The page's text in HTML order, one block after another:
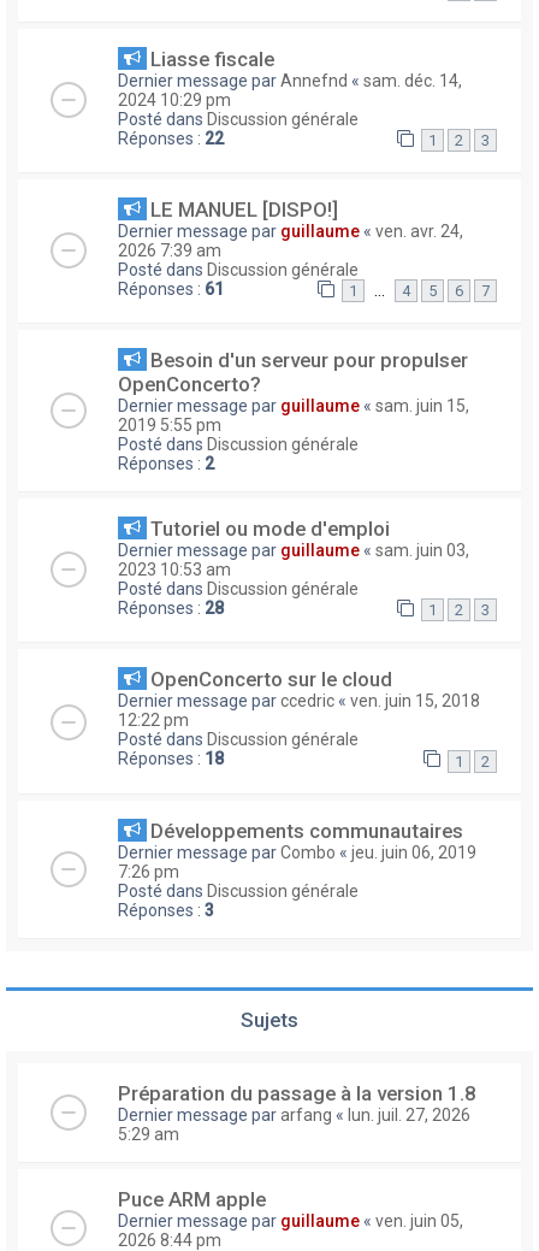
Liasse fiscale
Dernier message parAnnefnd « sam. déc. 14,
2024 10:29 pm
Posté dans Discussion générale
Réponses : 22 1 2 3
LE MANUEL [DISPO!]
Dernier message par guillaume « ven. avr. 24,
2026 7:39 am
Posté dans Discussion générale
Réponses : 61 1 … 4 5 6 7
Besoin d'un serveur pour propulser
OpenConcerto?
Dernier message par guillaume « sam. juin 15,
2019 5:55 pm
Posté dans Discussion générale
Réponses : 2
Tutoriel ou mode d'emploi
Dernier message par guillaume « sam. juin 03,
2023 10:53 am
Posté dans Discussion générale
Réponses : 28 1 2 3
OpenConcerto sur le cloud
Dernier message parccedric « ven. juin 15, 2018
12:22 pm
Posté dans Discussion générale
Réponses : 18 1 2
Développements communautaires
Dernier message parCombo « jeu. juin 06, 2019
7:26 pm
Posté dans Discussion générale
Réponses : 3
Sujets
Préparation du passage à la version 1.8
Dernier message pararfang « lun. juil. 27, 2026
5:29 am
Puce ARM apple
Dernier message par guillaume « ven. juin 05,
2026 8:44 pm